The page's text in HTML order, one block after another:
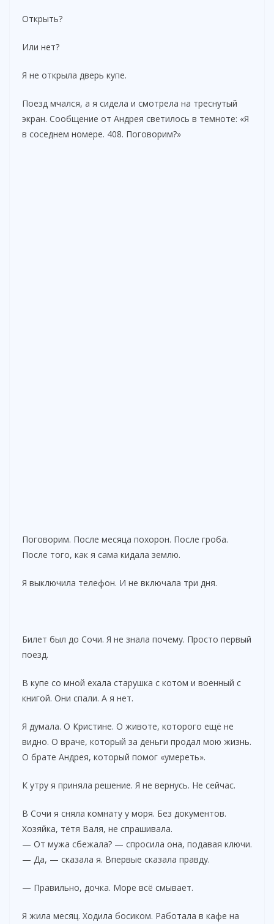
Открыть?
Или нет?
Я не открыла дверь купе.
Поезд мчался, а я сидела и смотрела на треснутый
экран. Сообщение от Андрея светилось в темноте: «Я
в соседнем номере. 408. Поговорим?»
Поговорим. После месяца похорон. После гроба.
После того, как я сама кидала землю.
Я выключила телефон. И не включала три дня.
Билет был до Сочи. Я не знала почему. Просто первый
поезд.
В купе со мной ехала старушка с котом и военный с
книгой. Они спали. А я нет.
Я думала. О Кристине. О животе, которого ещё не
видно. О враче, который за деньги продал мою жизнь.
О брате Андрея, который помог «умереть».
К утру я приняла решение. Я не вернусь. Не сейчас.
В Сочи я сняла комнату у моря. Без документов.
Хозяйка, тётя Валя, не спрашивала.
— От мужа сбежала? — спросила она, подавая ключи.
— Да, — сказала я. Впервые сказала правду.
— Правильно, дочка. Море всё смывает.
Я жила месяц. Ходила босиком. Работала в кафе на